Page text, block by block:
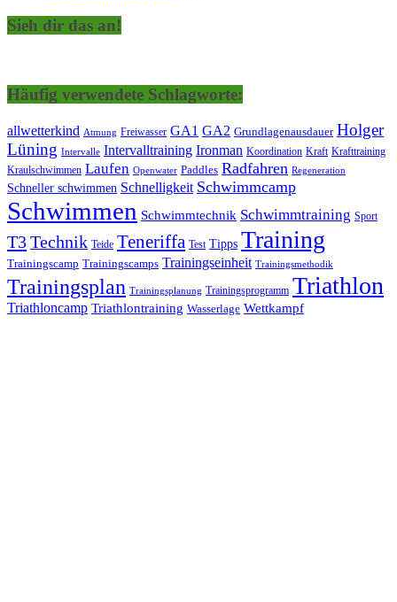
Sieh dir das an!
Häufig verwendete Schlagworte:
allwetterkind Atmung Freiwasser GA1 GA2 Grundlagenausdauer Holger
Lüning Intervalle Intervalltraining Ironman Koordination Kraft Krafttraining
Kraulschwimmen Laufen Openwater Paddles Radfahren Regeneration
Schneller schwimmen Schnelligkeit Schwimmcamp
Schwimmen Schwimmtechnik Schwimmtraining Sport
T3Technik Teide Teneriffa Test Tipps Training
Trainingscamp Trainingscamps Trainingseinheit Trainingsmethodik
Trainingsplan Trainingsplanung Trainingsprogramm Triathlon
Triathloncamp Triathlontraining Wasserlage Wettkampf